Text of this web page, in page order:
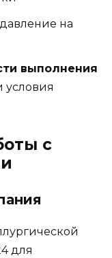
на
выполнения
условия
с
для